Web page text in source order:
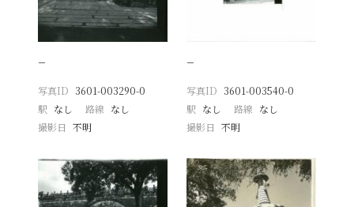
−
写真ID 3601-003290-0
駅 なし 路線 なし
撮影日
不明
−
写真ID 3601-003540-0
駅 なし 路線 なし
撮影日 不明